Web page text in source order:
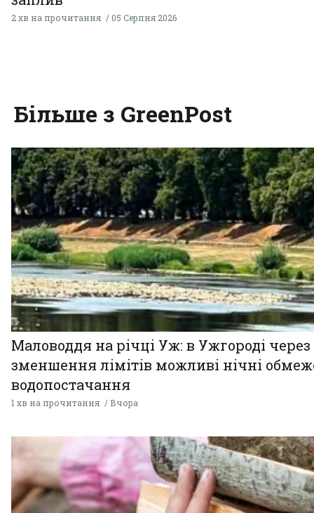
2 хв на прочитання 05 Серпня 2026
Більше з GreenPost
Маловоддя на річці Уж: в Ужгороді через
зменшення лімітів можливі нічні
водопостачання
1 хв на прочитання Вчора